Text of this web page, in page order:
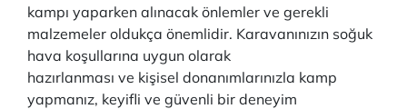
kampı yaparken alınacak önlemler ve gerekli
malzemeler oldukça önemlidir. Karavanınızın soğuk
hava koşullarına uygun olarak
hazırlanması ve kişisel donanımlarınızla kamp
yapmanız, keyifli ve güvenli bir deneyim